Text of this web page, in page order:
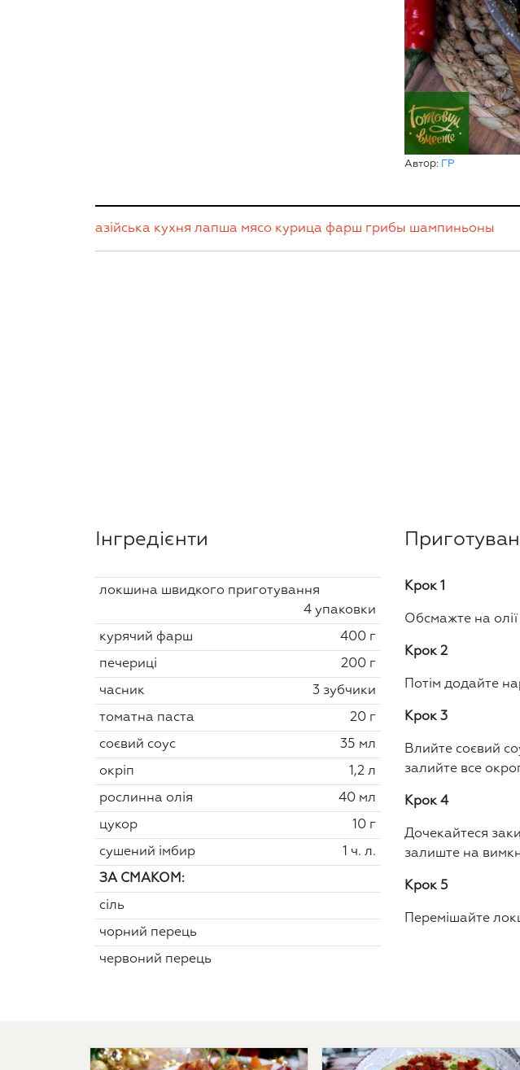
Автор: ГР
азійська кухня лапша мясо курица фарш грибы шампиньоны
Інгредієнти
локшина швидкого приготування
4 упаковки
курячий фарш 400 г
печериці 200 г
часник 3 зубчики
томатна паста 20 г
соєвий соус 35 мл
окріп 1,2 л
рослинна олія 40 мл
цукор 10 г
сушений імбир 1 ч. л.
ЗА СМАКОМ:
сіль
чорний перець
червоний перець
Крок 1
Обсмажте на
Крок 2
Потім додайте
Крок 3
Влийте соєвий
залийте все
Крок 4
Дочекайтеся
залиште на
Крок 5
Перемішайте